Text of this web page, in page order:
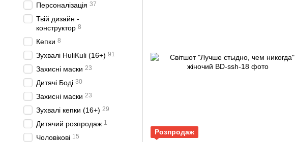
Розпродаж
Персоналізація 37
Твій дизайн -
конструктор 8
Кепки 8
Зухвалі HuliKuli (16+) 91
Захисні маски 23
Дитячі Боді 30
Захисні маски 23
Зухвалі кепки (16+) 29
Дитячий розпродаж 1
Чоловікові 15